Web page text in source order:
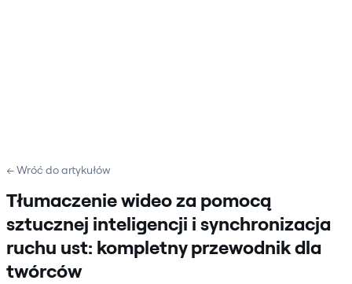
← Wróć do artykułów
Tłumaczenie wideo za pomocą
sztucznej inteligencji i synchronizacja
ruchu ust: kompletny przewodnik dla
twórców